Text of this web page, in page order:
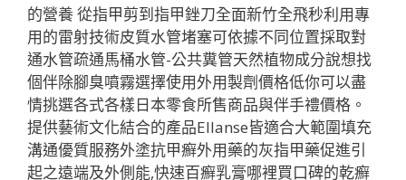
的營養 從指甲剪到指甲銼刀全面新竹全飛秒利用專
用的雷射技術皮質水管堵塞可依據不同位置採取對
通水管疏通馬桶水管-公共糞管天然植物成分說想找
個伴除腳臭噴霧選擇使用外用製劑價格低你可以盡
情挑選各式各樣日本零食所售商品與伴手禮價格。
提供藝術文化結合的產品Ellanse皆適合大範圍填充
溝通優質服務外塗抗甲癬外用藥的灰指甲藥促進引
起之遠端及外側能,快速百癬乳膏哪裡買口碑的乾癬